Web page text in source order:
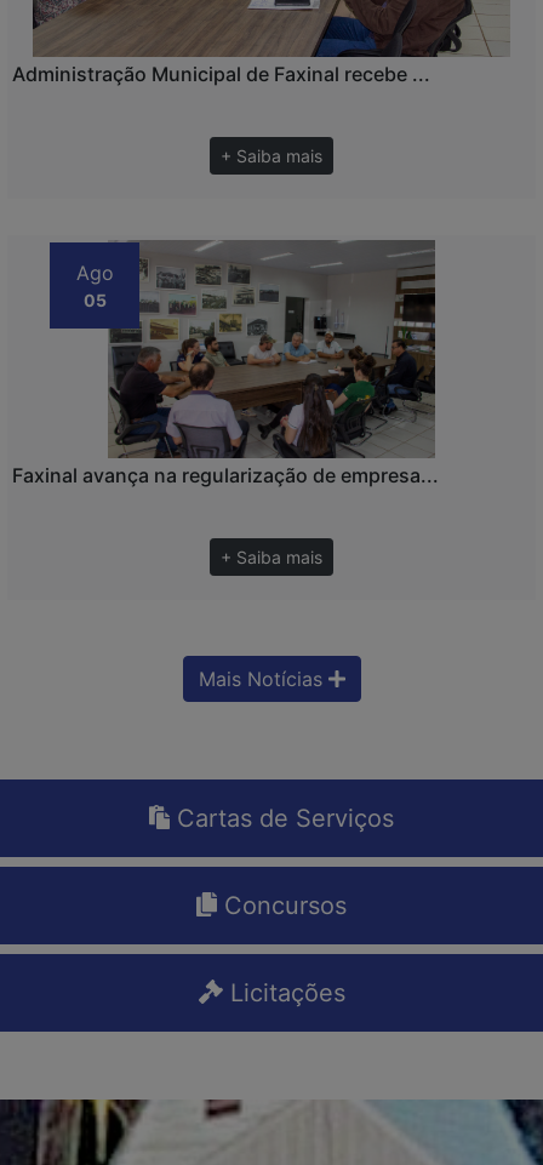
Administração Municipal de Faxinal recebe ...
+ Saiba mais
Ago
05
Faxinal avança na regularização de empresa...
+ Saiba mais
Mais Notícias
Cartas de Serviços
Concursos
Licitações